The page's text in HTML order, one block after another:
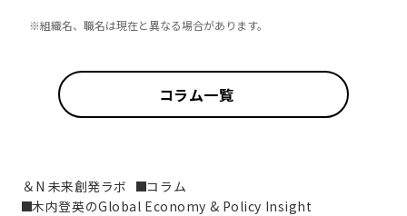
※組織名、職名は現在と異なる場合があります。
コラム一覧
＆N 未来創発ラボ
コラム
木内登英のGlobal Economy & Policy Insight